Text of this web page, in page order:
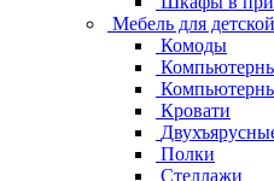
Мебель для детской
Комоды
Кровати
Полки
Стеллажи